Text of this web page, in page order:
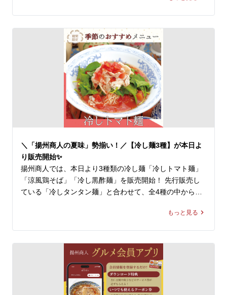
また【+250円で大盛り】もできます。
皆様のご来店を、中国ラーメン揚州商人 池上店スタッフ
一同、心よりお待ちしております。
✨まる得ランチセット内容
下記3種類のセットからお選びください
・ラーメン＋ランチ杏仁
・ラーメン＋ランチ炒飯
・ラーメン＋ランチ炒飯・ランチ杏仁
🍜選べるラーメン
定番ラーメン10品からお選びいただけます
・スーラータンメン
・タンタン麺
・各種ワンタン麺
・野菜ラーメン等
一部店舗で取り扱い中の「週替わりランチ」も同様に延
長！
※店舗により販売価格が異なります
※週替わりランチは取扱いの無い店舗もございます
※平日限定メニューとなります
皆様のご来店を、中国ラーメン揚州商人 池上店スタッフ
＼「揚州商人の夏味」勢揃い！／【冷し麺3種】が本日よ
り販売開始✨
揚州商人では、本日より3種類の冷し麺「冷しトマト麺」
「涼風鶏そば」「冷し黒酢麺」を販売開始！ 先行販売し
ている「冷しタンタン麺」と合わせて、全4種の中から、
🍅 「冷しトマト麺」 1,220～1,240円(税込)
※店舗により販売価格が異なります
もっと見る